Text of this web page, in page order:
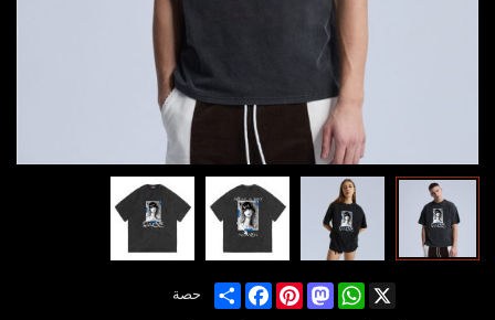
حصة Share
FacebookPinterest
Mastodon
WhatsApp X